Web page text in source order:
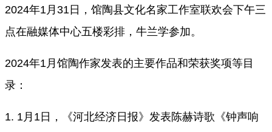
2024年1月31日，馆陶县文化名家工作室联欢会下午三
点在融媒体中心五楼彩排，牛兰学参加。
2024年1月馆陶作家发表的主要作品和荣获奖项等目
录：
1. 1月1日，《河北经济日报》发表陈赫诗歌《钟声响